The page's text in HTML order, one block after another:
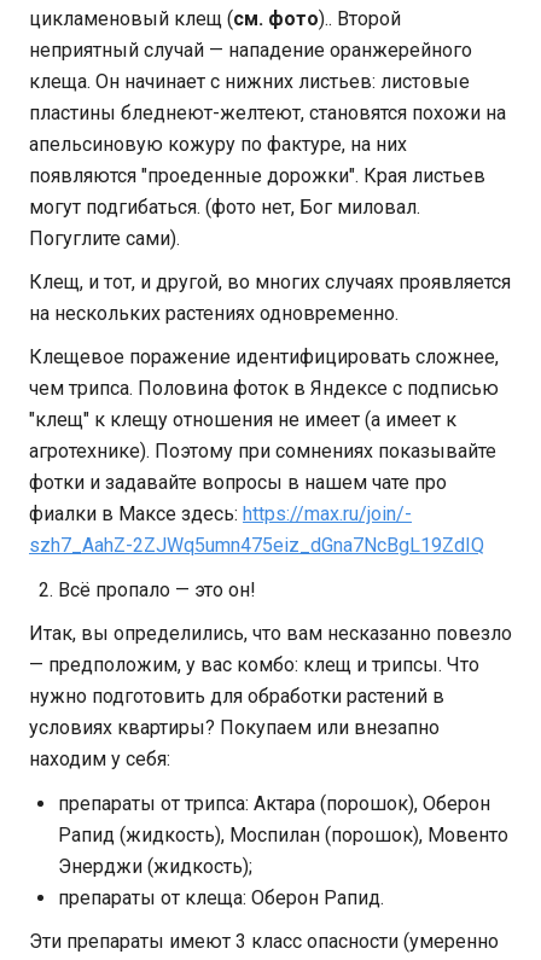
цикламеновый клещ (см. фото).. Второй
неприятный случай — нападение оранжерейного
клеща. Он начинает с нижних листьев: листовые
пластины бледнеют-желтеют, становятся похожи на
апельсиновую кожуру по фактуре, на них
появляются "проеденные дорожки". Края листьев
могут подгибаться. (фото нет, Бог миловал.
Погуглите сами).
Клещ, и тот, и другой, во многих случаях проявляется
на нескольких растениях одновременно.
Клещевое поражение идентифицировать сложнее,
чем трипса. Половина фоток в Яндексе с подписью
"клещ" к клещу отношения не имеет (а имеет к
агротехнике). Поэтому при сомнениях показывайте
фотки и задавайте вопросы в нашем чате про
фиалки в Максе здесь: https://max.ru/join/-
szh7_AahZ-2ZJWq5umn475eiz_dGna7NcBgL19ZdIQ
Всё пропало — это он!
Итак, вы определились, что вам несказанно повезло
— предположим, у вас комбо: клещ и трипсы. Что
нужно подготовить для обработки растений в
условиях квартиры? Покупаем или внезапно
находим у себя:
препараты от трипса: Актара (порошок), Оберон
Рапид (жидкость), Моспилан (порошок), Мовенто
Энерджи (жидкость);
препараты от клеща: Оберон Рапид.
Эти препараты имеют 3 класс опасности (умеренно